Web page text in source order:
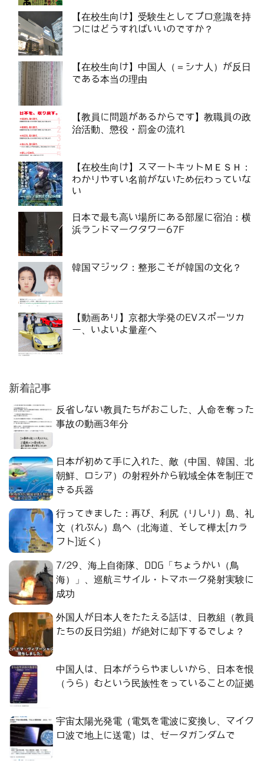
【在校生向け】受験生としてプロ意識を持
つにはどうすればいいのですか？
【在校生向け】中国人（＝シナ人）が反日
である本当の理由
【教員に問題があるからです】教職員の政
治活動、懲役・罰金の流れ
【在校生向け】スマートキットＭＥＳＨ：
わかりやすい名前がないため伝わっていな
い
日本で最も高い場所にある部屋に宿泊：横
浜ランドマークタワー67F
韓国マジック：整形こそが韓国の文化？
【動画あり】京都大学発のEVスポーツカ
ー、いよいよ量産へ
新着記事
反省しない教員たちがおこした、人命を奪った
事故の動画3年分
日本が初めて手に入れた、敵（中国、韓国、北
朝鮮、ロシア）の射程外から戦域全体を制圧で
きる兵器
行ってきました：再び、利尻（りしり）島、礼
文（れぶん）島へ（北海道、そして樺太[カラ
フト]近く）
7/29、海上自衛隊、DDG「ちょうかい（鳥
海）」、巡航ミサイル・トマホーク発射実験に
成功
外国人が日本人をたたえる話は、日教組（教員
たちの反日労組）が絶対に却下するでしょ？
中国人は、日本がうらやましいから、日本を恨
（うら）むという民族性をっていることの証拠
宇宙太陽光発電（電気を電波に変換し、マイク
ロ波で地上に送電）は、ゼータガンダムで